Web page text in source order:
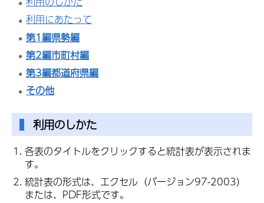
利用にあたって
第1編県勢編
第2編市町村編
第3編都道府県編
その他
利用のしかた
各表のタイトルをクリックすると統計表が表示されま
す。
統計表の形式は、エクセル（バージョン97-2003）
または、PDF形式です。